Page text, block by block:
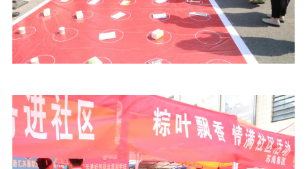
精神文明
文明创建 文明实践
文明培育
社会宣传
思想政治教育 爱国主义教育
全民国防教育
红色资源保护利